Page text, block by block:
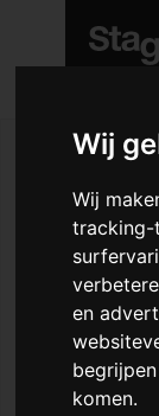
Wij
Wij
tracking-
en
komen.